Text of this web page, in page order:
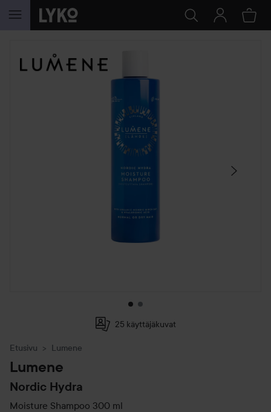
SIIRTYÄ JHK SISÄLTÖÖN
OHITA OSIO
25 käyttäjäkuvat
Etusivu Lumene
Lumene
Nordic Hydra
Moisture Shampoo 300 ml